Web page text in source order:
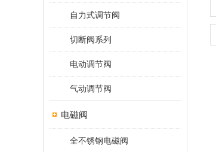
自力式调节阀
切断阀系列
电动调节阀
气动调节阀
电磁阀
全不锈钢电磁阀